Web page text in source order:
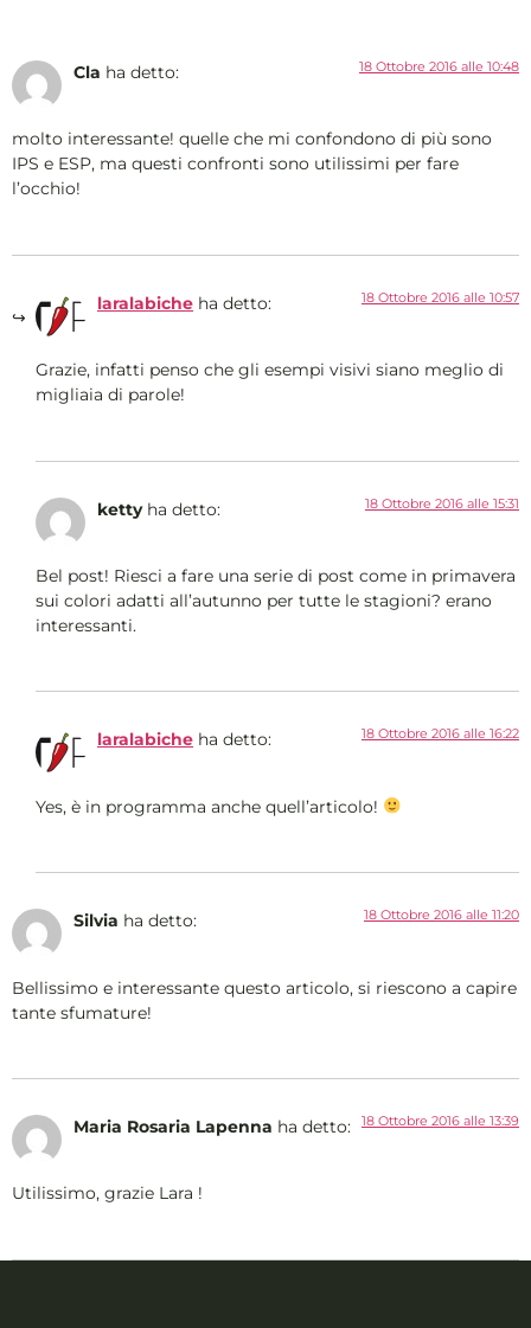
Cla ha detto: 18 Ottobre 2016 alle 10:48
molto interessante! quelle che mi confondono di più sono
IPS e ESP, ma questi confronti sono utilissimi per fare
l’occhio!
laralabiche ha detto: 18 Ottobre 2016 alle 10:57
Grazie, infatti penso che gli esempi visivi siano meglio di
migliaia di parole!
ketty ha detto: 18 Ottobre 2016 alle 15:31
Bel post! Riesci a fare una serie di post come in primavera
sui colori adatti all’autunno per tutte le stagioni? erano
interessanti.
laralabiche ha detto: 18 Ottobre 2016 alle 16:22
Yes, è in programma anche quell’articolo!
Silvia ha detto: 18 Ottobre 2016 alle 11:20
Bellissimo e interessante questo articolo, si riescono a capire
tante sfumature!
Maria Rosaria Lapenna ha detto: 18 Ottobre 2016 alle 13:39
Utilissimo, grazie Lara !